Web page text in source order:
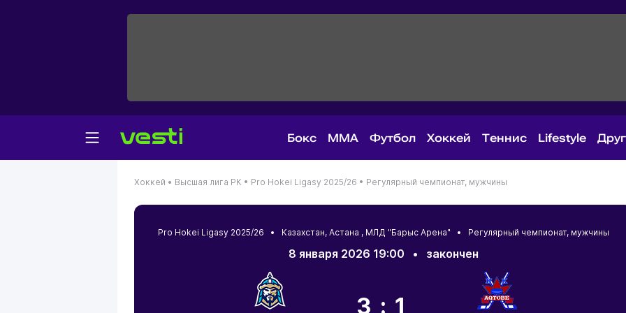
Бокс MMA Футбол Хоккей Теннис Lifestyle
Хоккей • Высшая лига РК • Pro Hokei Ligasy 2025/26 • Регулярный чемпионат, мужчины
Pro Hokei Ligasy 2025/26 • Казахстан, Астана , МЛД "Барыс Арена" • Регулярный чемпионат, мужчины
8 января 2026 19:00 • закончен
3:1